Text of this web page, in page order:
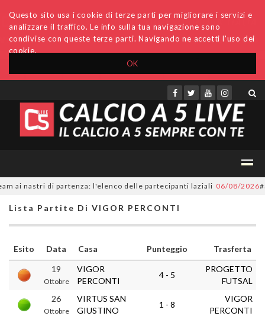
OK
Questo sito usa i cookie di terze parti per migliorare i servizi e
analizzare il traffico. Le info sulla tua navigazione sono
condivise con queste terze parti. Navigando ne accetti l'uso dei
cookie.
Accedi Archivio Invio comunicati Redazione
ai nastri di partenza: l'elenco delle partecipanti laziali 06/08/2026
Lista Partite Di VIGOR PERCONTI
Esito Data Casa Punteggio
Trasferta
19
Ottobre
VIGOR
PERCONTI
4 - 5
PROGETTO
FUTSAL
26
Ottobre
VIRTUS SAN
GIUSTINO
1 - 8
VIGOR
PERCONTI